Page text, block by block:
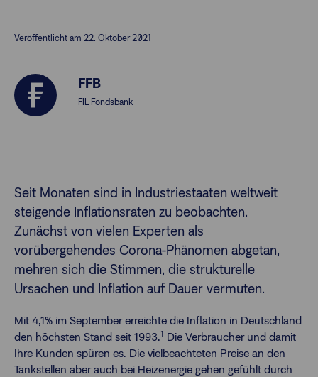
Anlegende
Newsletter
Kontakt
Login
Veröffentlicht am 22. Oktober 2021
FFB
FIL Fondsbank
Seit Monaten sind in Industriestaaten weltweit
steigende Inflationsraten zu beobachten.
Zunächst von vielen Experten als
vorübergehendes Corona-Phänomen abgetan,
mehren sich die Stimmen, die strukturelle
Ursachen und Inflation auf Dauer vermuten.
Mit 4,1% im September erreichte die Inflation in Deutschland
den höchsten Stand seit 1993.1 Die Verbraucher und damit
Ihre Kunden spüren es. Die vielbeachteten Preise an den
Tankstellen aber auch bei Heizenergie gehen gefühlt durch